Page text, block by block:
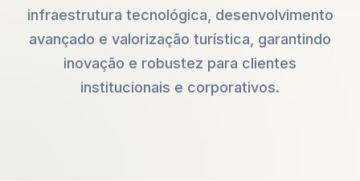
infraestrutura tecnológica, desenvolvimento
avançado e valorização turística, garantindo
inovação e robustez para clientes
institucionais e corporativos.